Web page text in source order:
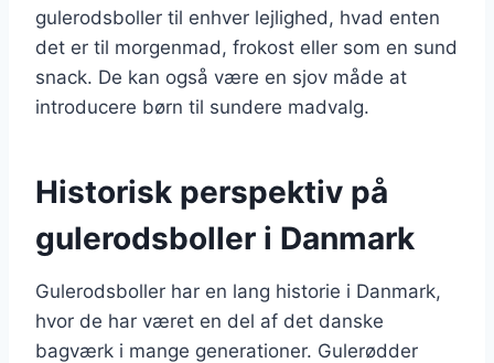
gulerodsboller til enhver lejlighed, hvad enten
det er til morgenmad, frokost eller som en sund
snack. De kan også være en sjov måde at
introducere børn til sundere madvalg.
Historisk perspektiv på
gulerodsboller i Danmark
Gulerodsboller har en lang historie i Danmark,
hvor de har været en del af det danske
bagværk i mange generationer. Gulerødder